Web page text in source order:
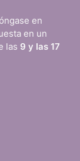
en
en un
las 9 y las 17